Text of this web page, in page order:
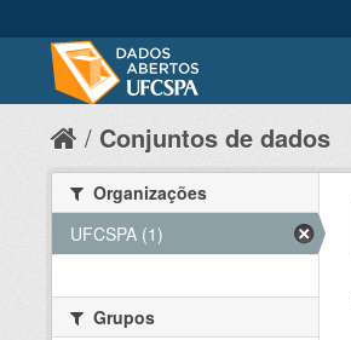
Conjuntos de dados
Organizações
UFCSPA (1)
Grupos